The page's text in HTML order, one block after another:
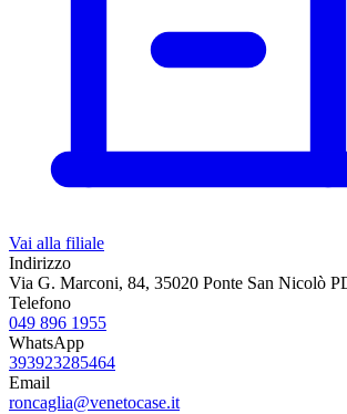
Vai alla filiale
Indirizzo
Via G. Marconi, 84, 35020 Ponte San Nicolò
Telefono
049 896 1955
WhatsApp
393923285464
Email
roncaglia@venetocase.it